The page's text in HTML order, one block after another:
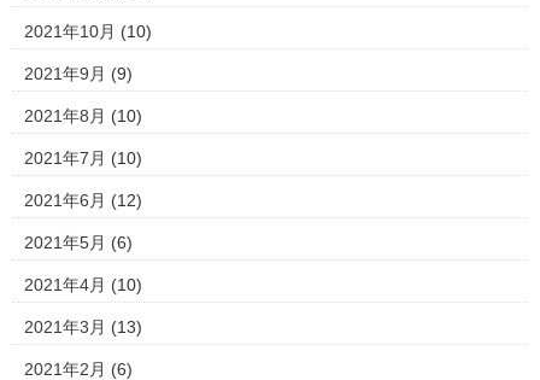
2021年10月 (10)
2021年9月 (9)
2021年8月 (10)
2021年7月 (10)
2021年6月 (12)
2021年5月 (6)
2021年4月 (10)
2021年3月 (13)
2021年2月 (6)